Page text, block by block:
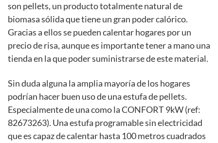
son pellets, un producto totalmente natural de
biomasa sólida que tiene un gran poder calórico.
Gracias a ellos se pueden calentar hogares por un
precio de risa, aunque es importante tener a mano una
tienda en la que poder suministrarse de este material.
Sin duda alguna la amplia mayoría de los hogares
podrían hacer buen uso de una estufa de pellets.
Especialmente de una como la CONFORT 9kW (ref:
82673263). Una estufa programable sin electricidad
que es capaz de calentar hasta 100 metros cuadrados